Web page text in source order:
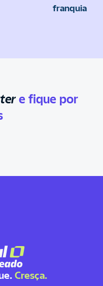
franquia
e fique por
Cresça.